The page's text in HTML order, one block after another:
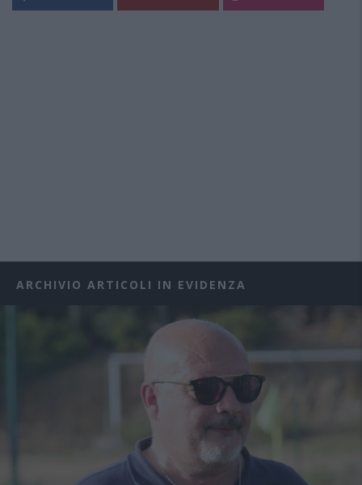
ARCHIVIO ARTICOLI IN EVIDENZA